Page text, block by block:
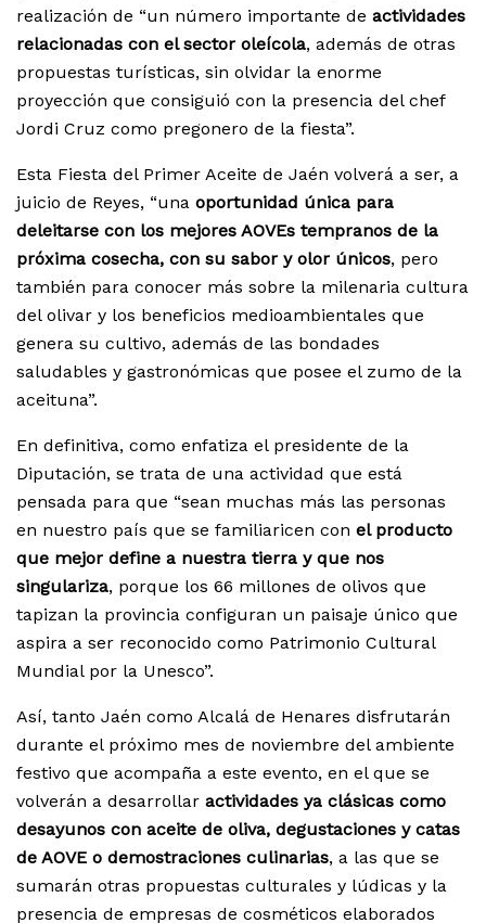
realización de “un número importante de actividades
relacionadas con el sector oleícola, además de otras
propuestas turísticas, sin olvidar la enorme
proyección que consiguió con la presencia del chef
Jordi Cruz como pregonero de la fiesta”.
Esta Fiesta del Primer Aceite de Jaén volverá a ser, a
juicio de Reyes, “una oportunidad única para
deleitarse con los mejores AOVEs tempranos de la
próxima cosecha, con su sabor y olor únicos, pero
también para conocer más sobre la milenaria cultura
del olivar y los beneficios medioambientales que
genera su cultivo, además de las bondades
saludables y gastronómicas que posee el zumo de la
aceituna”.
En definitiva, como enfatiza el presidente de la
Diputación, se trata de una actividad que está
pensada para que “sean muchas más las personas
en nuestro país que se familiaricen con el producto
que mejor define a nuestra tierra y que nos
singulariza, porque los 66 millones de olivos que
tapizan la provincia configuran un paisaje único que
aspira a ser reconocido como Patrimonio Cultural
Mundial por la Unesco”.
Así, tanto Jaén como Alcalá de Henares disfrutarán
durante el próximo mes de noviembre del ambiente
festivo que acompaña a este evento, en el que se
volverán a desarrollar actividades ya clásicas como
desayunos con aceite de oliva, degustaciones y catas
de AOVE o demostraciones culinarias, a las que se
sumarán otras propuestas culturales y lúdicas y la
presencia de empresas de cosméticos elaborados